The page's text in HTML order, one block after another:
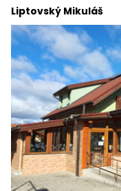
Liptovský Mikuláš